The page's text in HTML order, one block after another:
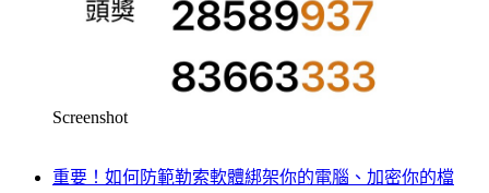
Screenshot
重要！如何防範勒索軟體綁架你的電腦、加密你的檔